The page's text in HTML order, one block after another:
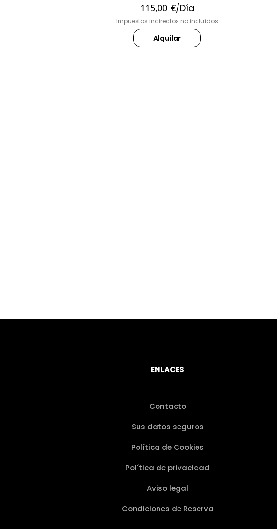
115,00 €/Día
Impuestos indirectos no incluídos
Alquilar
ENLACES
Contacto
Sus datos seguros
Política de Cookies
Política de privacidad
Aviso legal
Condiciones de Reserva